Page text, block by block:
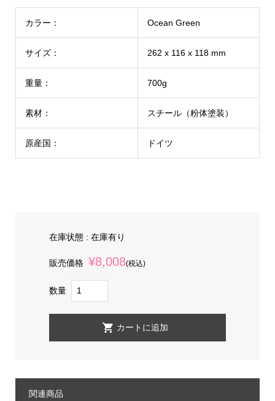
カラー： Ocean Green
サイズ： 262 x 116 x 118 mm
重量： 700g
素材： スチール（粉体塗装）
原産国： ドイツ
在庫状態 : 在庫有り
販売価格 ¥8,008(税込)
数量
関連商品